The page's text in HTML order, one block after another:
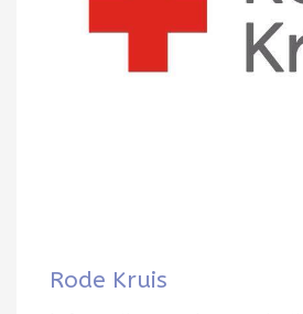
Rode Kruis